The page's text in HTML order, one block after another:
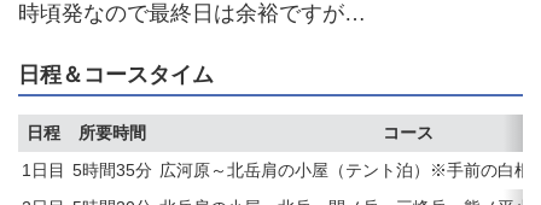
時頃発なので最終日は余裕ですが…
日程＆コースタイム
日程 所要時間
コース
1日目 5時間35分 広河原～北岳肩の小屋（テント泊）※手前の白根